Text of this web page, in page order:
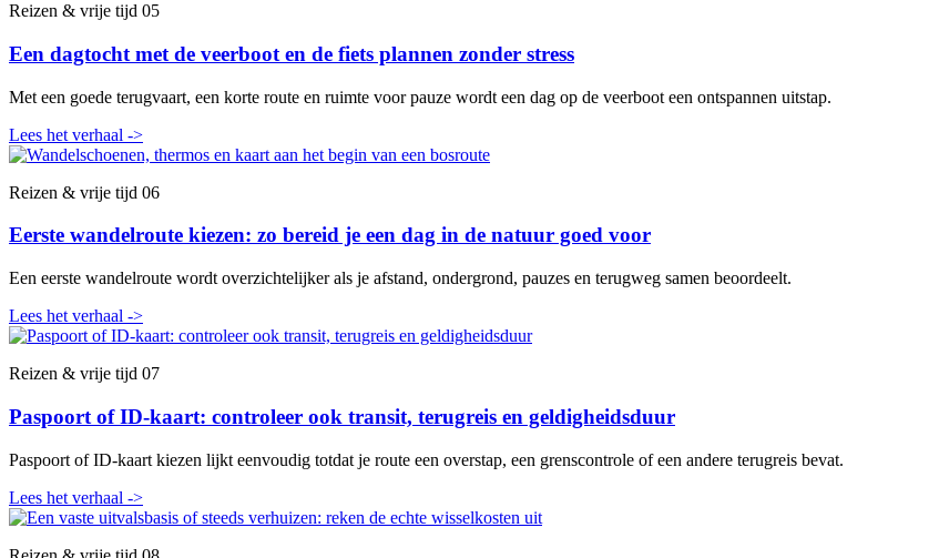
Reizen & vrije tijd 05
Een dagtocht met de veerboot en de fiets plannen zonder stress
Met een goede terugvaart, een korte route en ruimte voor pauze wordt een dag op de veerboot een ontspannen uitstap.
Lees het verhaal ->
Reizen & vrije tijd 06
Eerste wandelroute kiezen: zo bereid je een dag in de natuur goed voor
Een eerste wandelroute wordt overzichtelijker als je afstand, ondergrond, pauzes en terugweg samen beoordeelt.
Lees het verhaal ->
Reizen & vrije tijd 07
Paspoort of ID-kaart: controleer ook transit, terugreis en geldigheidsduur
Paspoort of ID-kaart kiezen lijkt eenvoudig totdat je route een overstap, een grenscontrole of een andere terugreis bevat.
Lees het verhaal ->